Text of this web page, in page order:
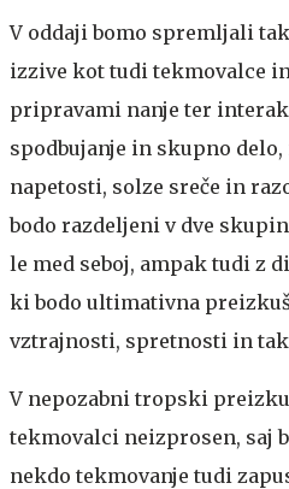
V oddaji bomo spremljali
izzive kot tudi tekmovalce
pripravami nanje ter
spodbujanje in skupno
napetosti, solze sreče in
bodo razdeljeni v dve
le med seboj, ampak tudi z
ki bodo ultimativna
vztrajnosti, spretnosti in
V nepozabni tropski
tekmovalci neizprosen, saj
nekdo tekmovanje tudi